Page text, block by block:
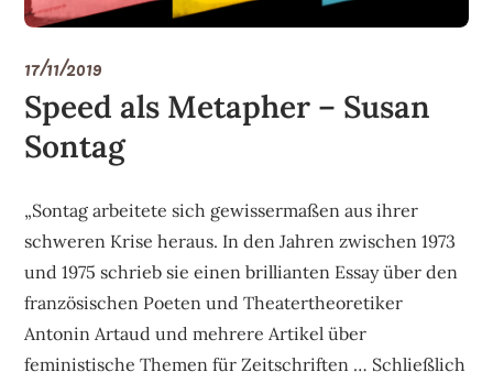
17/11/2019
Speed als Metapher – Susan
Sontag
„Sontag arbeitete sich gewissermaßen aus ihrer
schweren Krise heraus. In den Jahren zwischen 1973
und 1975 schrieb sie einen brillianten Essay über den
französischen Poeten und Theatertheoretiker
Antonin Artaud und mehrere Artikel über
feministische Themen für Zeitschriften … Schließlich